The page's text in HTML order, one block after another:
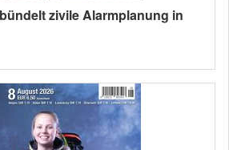
zivile Alarmplanung in